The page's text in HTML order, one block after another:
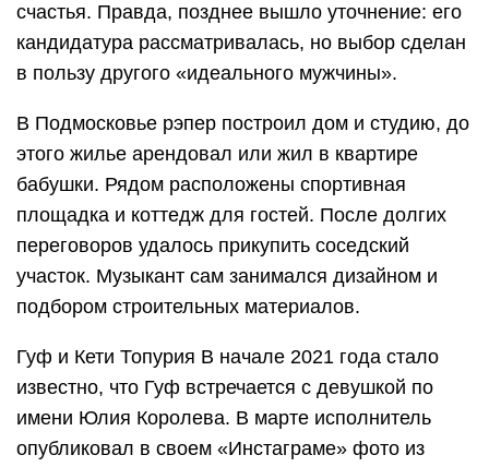
счастья. Правда, позднее вышло уточнение: его
кандидатура рассматривалась, но выбор сделан
в пользу другого «идеального мужчины».
В Подмосковье рэпер построил дом и студию, до
этого жилье арендовал или жил в квартире
бабушки. Рядом расположены спортивная
площадка и коттедж для гостей. После долгих
переговоров удалось прикупить соседский
участок. Музыкант сам занимался дизайном и
подбором строительных материалов.
Гуф и Кети Топурия В начале 2021 года стало
известно, что Гуф встречается с девушкой по
имени Юлия Королева. В марте исполнитель
опубликовал в своем «Инстаграме» фото из